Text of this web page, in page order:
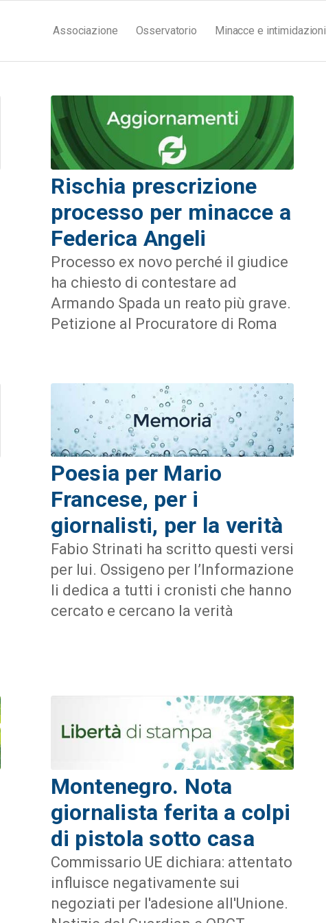
Associazione Osservatorio Minacce e intimidazioni
Rischia prescrizione
processo per minacce a
Federica Angeli
Processo ex novo perché il giudice
ha chiesto di contestare ad
Armando Spada un reato più grave.
Petizione al Procuratore di Roma
Poesia per Mario
Francese, per i
giornalisti, per la verità
Fabio Strinati ha scritto questi versi
per lui. Ossigeno per l’Informazione
li dedica a tutti i cronisti che hanno
cercato e cercano la verità
Montenegro. Nota
giornalista ferita a colpi
di pistola sotto casa
Commissario UE dichiara: attentato
influisce negativamente sui
negoziati per l'adesione all'Unione.